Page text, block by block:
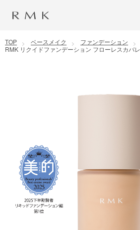
コンテンツに移動
TOP ベースメイク
ファンデーション
RMK リクイドファンデーション フローレスカバ